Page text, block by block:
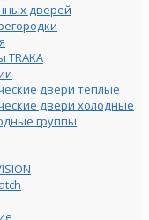
дверей
двери теплые
двери холодные
группы